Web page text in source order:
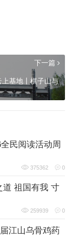
下一篇
上基地丨棋子山与
民阅读活动周
375362 0
道 祖国有我 寸
259939 0
江山乌骨鸡药